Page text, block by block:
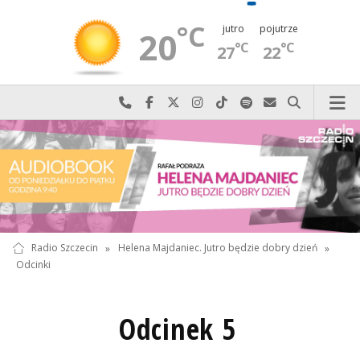
20°C jutro
27°C
pojutrze
22°C
Najlepiej po prostu do nas zadzwoń
Odwiedź nas na Facebook-u
Odwiedź nas na X
Odwiedź nas na Instagram-ie
Odwiedź nas na TikTok-u
Szukaj nas na Spotify
Wyślij do nas
Szukaj
Radio Szczecin » Helena Majdaniec. Jutro będzie dobry dzień »
Odcinki
Odcinek 5